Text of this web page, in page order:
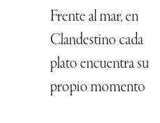
Frente al mar, en
Clandestino cada
plato encuentra su
propio momento